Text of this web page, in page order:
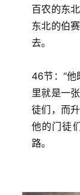
百农的东
东北的伯
去。
46节：“他
里就是一
徒们，而
他的门徒
路。